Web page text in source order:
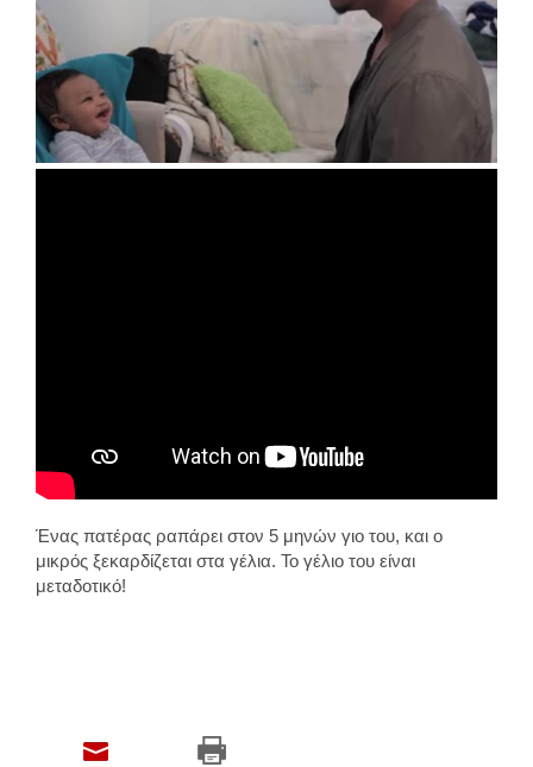
Ένας πατέρας ραπάρει στον 5 μηνών γιο του, και ο
μικρός ξεκαρδίζεται στα γέλια. Το γέλιο του είναι
μεταδοτικό!